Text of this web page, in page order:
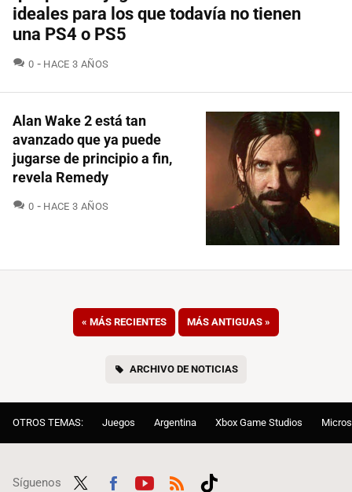
ideales para los que todavía no tienen
una PS4 o PS5
0 COMENTARIOS
HACE 3 AÑOS
Alan Wake 2 está tan
avanzado que ya puede
jugarse de principio a fin,
revela Remedy
0 COMENTARIOS
HACE 3 AÑOS
« MÁS RECIENTES MÁS ANTIGUAS »
ARCHIVO DE NOTICIAS
OTROS TEMAS: Juegos Argentina Xbox Game Studios
Síguenos